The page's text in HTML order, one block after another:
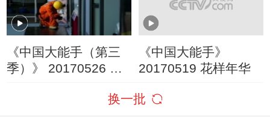
《中国大能手（第三
季）》 20170526 方
《中国大能手》
20170519 花样年华
换一批